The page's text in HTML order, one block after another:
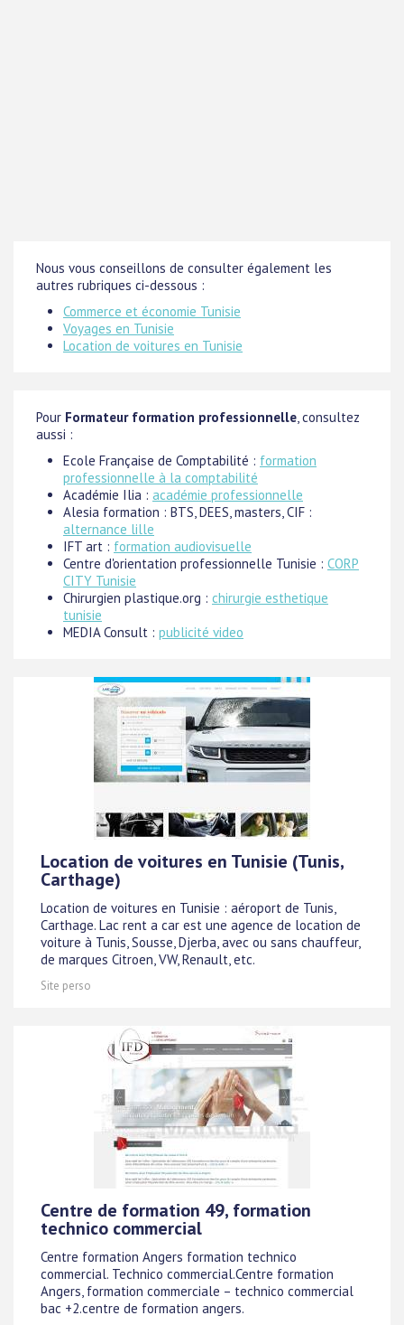
Nous vous conseillons de consulter également les
autres rubriques ci-dessous :
Commerce et économie Tunisie
Voyages en Tunisie
Location de voitures en Tunisie
Pour Formateur formation professionnelle , consultez
aussi :
Ecole Française de Comptabilité : formation
professionnelle à la comptabilité
Académie Ilia : académie professionnelle
Alesia formation : BTS, DEES, masters, CIF :
alternance lille
IFT art : formation audiovisuelle
Centre d'orientation professionnelle Tunisie : CORP
CITY Tunisie
Chirurgien plastique.org : chirurgie esthetique
tunisie
MEDIA Consult : publicité video
Location de voitures en Tunisie (Tunis,
Carthage)
Location de voitures en Tunisie : aéroport de Tunis,
Carthage. Lac rent a car est une agence de location de
voiture à Tunis, Sousse, Djerba, avec ou sans chauffeur,
de marques Citroen, VW, Renault, etc.
Site perso
Centre de formation 49, formation
technico commercial
Centre formation Angers formation technico
commercial. Technico commercial.Centre formation
Angers, formation commerciale – technico commercial
bac +2.centre de formation angers.